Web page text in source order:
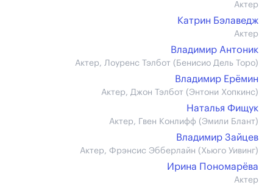
Актер
Катрин Бэлаведж
Актер
Владимир Антоник
Актер, Лоуренс Тэлбот (Бенисио Дель Торо)
Владимир Ерёмин
Актер, Джон Тэлбот (Энтони Хопкинс)
Наталья Фищук
Актер, Гвен Конлифф (Эмили Блант)
Владимир Зайцев
Актер, Фрэнсис Эбберлайн (Хьюго Уивинг)
Ирина Пономарёва
Актер